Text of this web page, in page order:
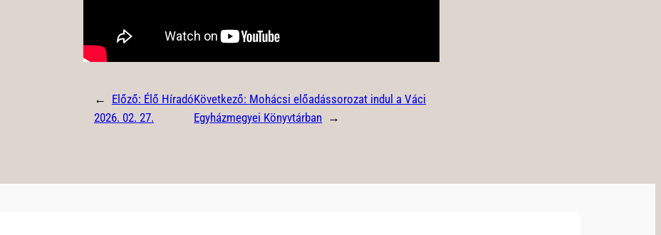
← Előző: Élő Híradó
2026. 02. 27.
Következő: Mohácsi előadássorozat indul a Váci
Egyházmegyei Könyvtárban →